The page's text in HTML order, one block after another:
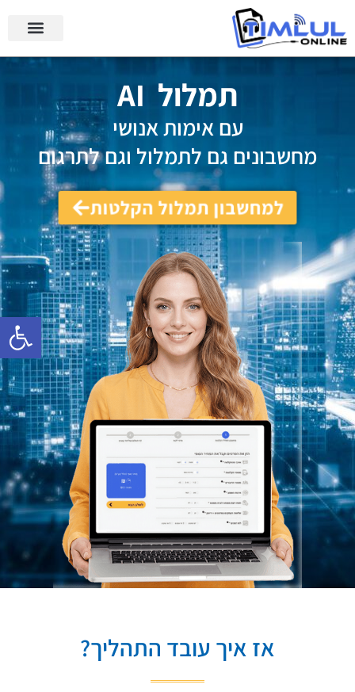
פתח
תמלול AI
עם אימות אנושי
מחשבונים גם לתמלול וגם לתרגום
למחשבון תמלול הקלטות
אז איך עובד התהליך?